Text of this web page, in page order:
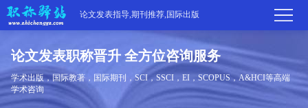
论文发表指导,期刊推荐,国际出版
首
页
学
论文发表职称晋升 全方位咨询服务
学术出版，国际教著，国际期刊，SCI，SSCI，EI，SCOPUS，A&HCI等高端
学术咨询